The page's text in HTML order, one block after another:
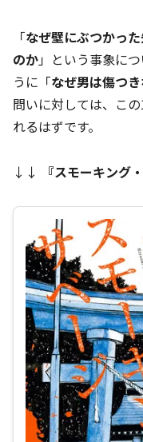
「なぜ壁にぶつかっ
のか」という事象に
うに「なぜ男は傷つ
問いに対しては、こ
れるはずです。
↓↓ 『スモーキング